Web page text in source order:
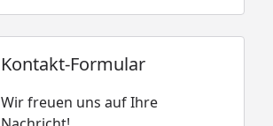
Kontakt-Formular
Wir freuen uns auf Ihre